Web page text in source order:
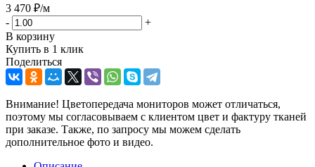
3 470 ₽/м
-
+
В корзину
Купить в 1 клик
Поделиться
Внимание! Цветопередача мониторов может отличаться,
поэтому мы согласовываем с клиентом цвет и фактуру тканей
при заказе. Также, по запросу мы можем сделать
дополнительное фото и видео.